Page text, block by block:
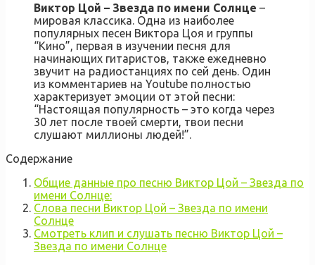
Виктор Цой – Звезда по имени Солнце –
мировая классика. Одна из наиболее
популярных песен Виктора Цоя и группы
“Кино”, первая в изучении песня для
начинающих гитаристов, также ежедневно
звучит на радиостанциях по сей день. Один
из комментариев на Youtube полностью
характеризует эмоции от этой песни:
“Настоящая популярность – это когда через
30 лет после твоей смерти, твои песни
слушают миллионы людей!”.
Содержание
Общие данные про песню Виктор Цой – Звезда по
имени Солнце:
Слова песни Виктор Цой – Звезда по имени
Солнце
Смотреть клип и слушать песню Виктор Цой –
Звезда по имени Солнце